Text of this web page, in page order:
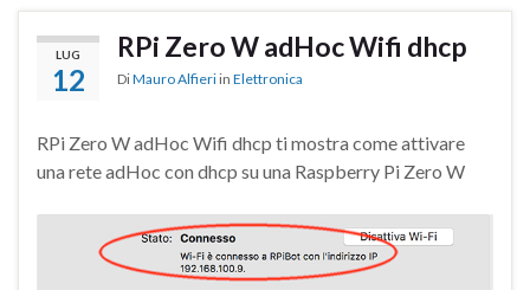
LUG
12
RPi Zero W adHoc Wifi dhcp
DiMauro Alfieri in Elettronica
RPi Zero W adHoc Wifi dhcp ti mostra come attivare
una rete adHoc con dhcp su una Raspberry Pi Zero W